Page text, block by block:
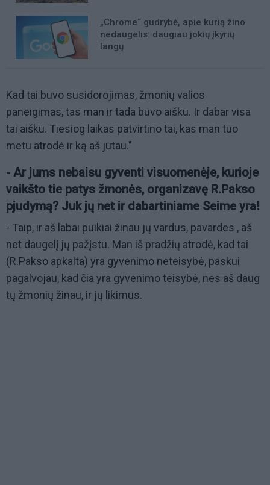
„Chrome“ gudrybė, apie kurią žino
nedaugelis: daugiau jokių įkyrių
langų
Kad tai buvo susidorojimas, žmonių valios
paneigimas, tas man ir tada buvo aišku. Ir dabar visa
tai aišku. Tiesiog laikas patvirtino tai, kas man tuo
metu atrodė ir ką aš jutau."
- Ar jums nebaisu gyventi visuomenėje, kurioje
vaikšto tie patys žmonės, organizavę R.Pakso
pjudymą? Juk jų net ir dabartiniame Seime yra!
- Taip, ir aš labai puikiai žinau jų vardus, pavardes , aš
net daugelį jų pažįstu. Man iš pradžių atrodė, kad tai
(R.Pakso apkalta) yra gyvenimo neteisybė, paskui
pagalvojau, kad čia yra gyvenimo teisybė, nes aš daug
tų žmonių žinau, ir jų likimus.